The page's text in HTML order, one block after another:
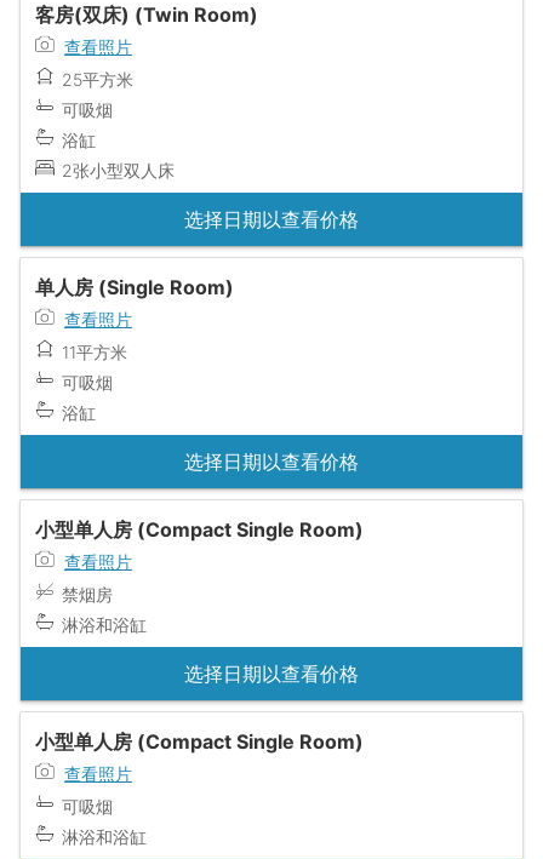
客房(双床) (Twin Room)
查看照片
25平方米
可吸烟
浴缸
2张小型双人床
选择日期以查看价格
单人房 (Single Room)
查看照片
11平方米
可吸烟
浴缸
选择日期以查看价格
小型单人房 (Compact Single Room)
查看照片
禁烟房
淋浴和浴缸
选择日期以查看价格
小型单人房 (Compact Single Room)
查看照片
可吸烟
淋浴和浴缸